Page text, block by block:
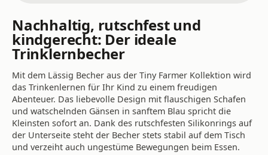
Nachhaltig, rutschfest und
kindgerecht: Der ideale
Trinklernbecher
Mit dem Lässig Becher aus der Tiny Farmer Kollektion wird
das Trinkenlernen für Ihr Kind zu einem freudigen
Abenteuer. Das liebevolle Design mit flauschigen Schafen
und watschelnden Gänsen in sanftem Blau spricht die
Kleinsten sofort an. Dank des rutschfesten Silikonrings auf
der Unterseite steht der Becher stets stabil auf dem Tisch
und verzeiht auch ungestüme Bewegungen beim Essen.